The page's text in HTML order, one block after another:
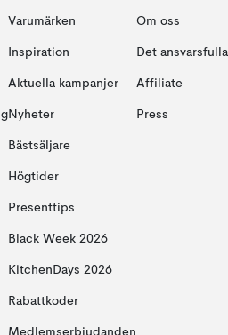
Varumärken
Inspiration
Aktuella kampanjer
Nyheter
Bästsäljare
Högtider
Presenttips
Black Week 2026
KitchenDays 2026
Rabattkoder
Medlemserbjudanden
Om oss
Det
Affiliate
Press